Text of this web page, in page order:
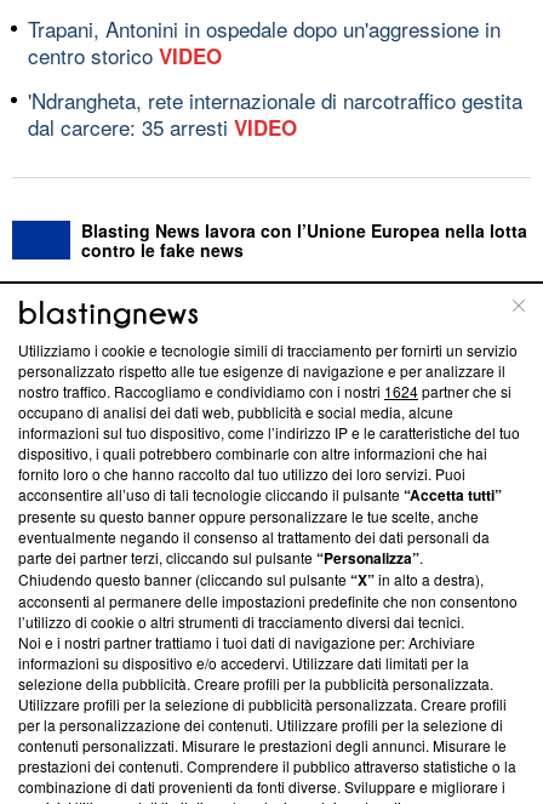
Trapani, Antonini in ospedale dopo un'aggressione in
centro storico VIDEO
'Ndrangheta, rete internazionale di narcotraffico gestita
dal carcere: 35 arresti VIDEO
Blasting News lavora con l’Unione Europea nella lotta
contro le fake news
ABOUT LINEA EDITORIALE
Questa sezione offre informazioni trasparenti su Blasting
News, sui nostri processi editoriali e su come ci impegniamo a
creare news di qualità. Inoltre, afferma la nostra aderenza a
‘Trust Project - News with Integrity’Blasting News non è
ancora membro del programma, ma ha richiesto di farne
parte; Trust Project non ha ancora effettuato una verifica di
conformità agli standard.
Su di noi
Team editoriale
Corporate
Redazione
Informativa Privacy
Cookie Policy
Utilizziamo i cookie e tecnologie simili di tracciamento per fornirti un servizio
personalizzato rispetto alle tue esigenze di navigazione e per analizzare il
nostro traffico. Raccogliamo e condividiamo con i nostri 1624partner che si
occupano di analisi dei dati web, pubblicità e social media, alcune
informazioni sul tuo dispositivo, come l’indirizzo IP e le caratteristiche del tuo
dispositivo, i quali potrebbero combinarle con altre informazioni che hai
fornito loro o che hanno raccolto dal tuo utilizzo dei loro servizi. Puoi
acconsentire all’uso di tali tecnologie cliccando il pulsante“Accetta tutti”
presente su questo banner oppure personalizzare le tue scelte, anche
eventualmente negando il consenso al trattamento dei dati personali da
parte dei partner terzi, cliccando sul pulsante“Personalizza”.
Chiudendo questo banner (cliccando sul pulsante“X”in alto a destra),
acconsenti al permanere delle impostazioni predefinite che non consentono
l’utilizzo di cookie o altri strumenti di tracciamento diversi dai tecnici.
Noi e i nostri partner trattiamo i tuoi dati di navigazione per: Archiviare
informazioni su dispositivo e/o accedervi. Utilizzare dati limitati per la
selezione della pubblicità. Creare profili per la pubblicità personalizzata.
Utilizzare profili per la selezione di pubblicità personalizzata. Creare profili
per la personalizzazione dei contenuti. Utilizzare profili per la selezione di
contenuti personalizzati. Misurare le prestazioni degli annunci. Misurare le
prestazioni dei contenuti. Comprendere il pubblico attraverso statistiche o la
combinazione di dati provenienti da fonti diverse. Sviluppare e migliorare i